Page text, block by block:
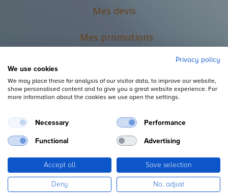
Mes devis
Mes promotions
Mentions légales
Copyright © L'Espace du Petit Futé
Fourni par
, le n°1Open Source eCommerce
Privacy policy
We use cookies
We may place these for analysis of our visitor data, to improve our website,
show personalised content and to give you a great website experience. For
more information about the cookies we use open the settings.
Necessary Performance
Functional Advertising
Accept all Save selection
Deny No, adjust